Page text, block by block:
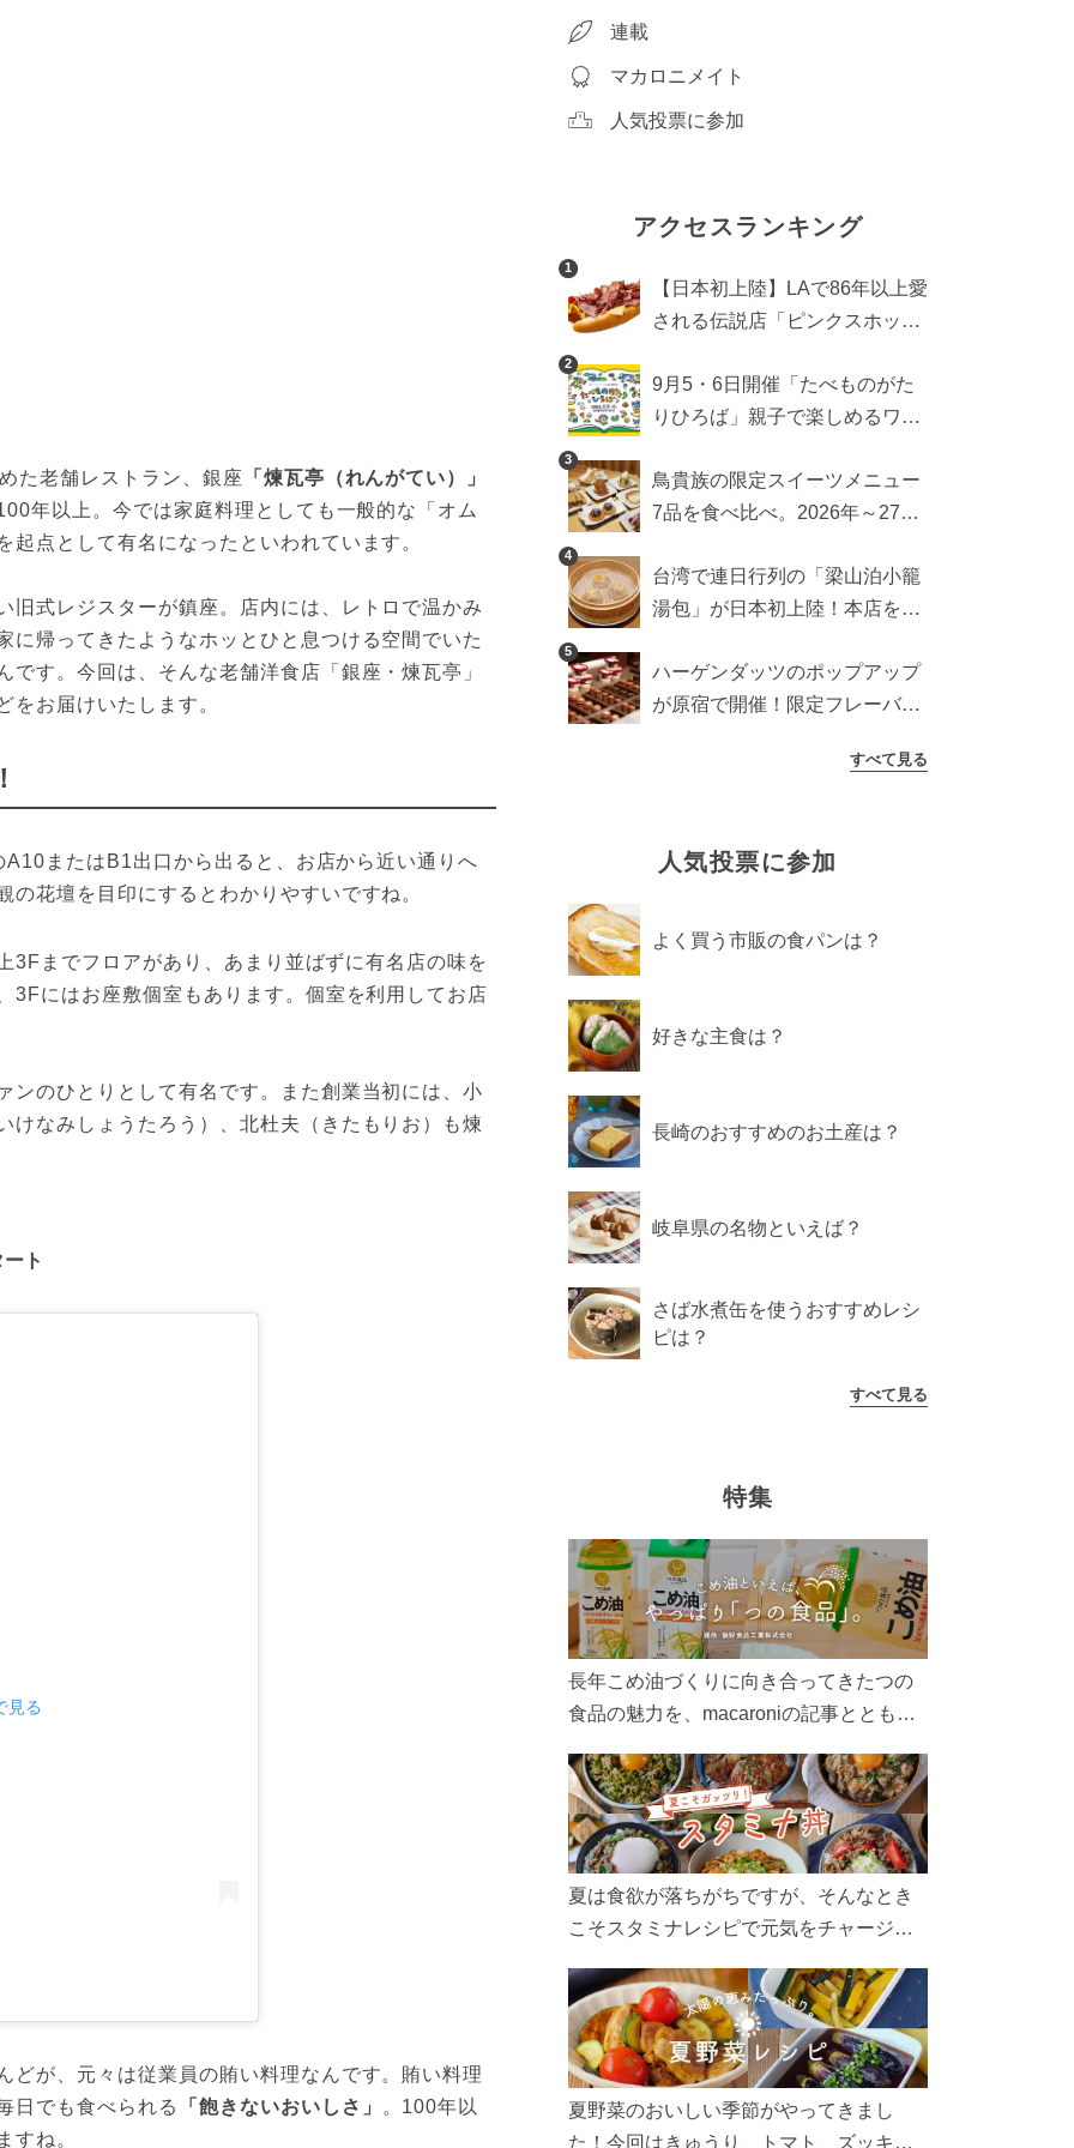
た老舗レストラン、銀座
「煉瓦亭（れんがてい）」
年以上。今では家庭料理としても一般的な「オム
点として有名になったといわれています。
旧式レジスターが鎮座。店内には、レトロで温かみ
に帰ってきたようなホッとひと息つける空間でいた
す。今回は、そんな老舗洋食店「銀座・煉瓦亭」
をお届けいたします。
またはB1出口から出ると、お店から近い通りへ
花壇を目印にするとわかりやすいですね。
3Fまでフロアがあり、あまり並ばずに有名店の味を
3Fにはお座敷個室もあります。個室を利用してお店
ンのひとりとして有名です。また創業当初には、小
けなみしょうたろう）、北杜夫（きたもりお）も煉
ト
見る
どが、元々は従業員の賄い料理なんです。賄い料理
日でも食べられる
「飽きないおいしさ」
。100年以
すね。
連載
マカロニメイト
人気投票に参加
アクセスランキング
1
【日本初上陸】LAで86年以上愛
される伝説店「ピンクスホット
ットドッグブーム到来!?
2
9月5・6日開催「たべものがた
りひろば」親子で楽しめるワー
ーなどをご紹介
3
鳥貴族の限定スイーツメニュー
7品を食べ比べ。2026年～27年
4
台湾で連日行列の「梁山泊小籠
湯包」が日本初上陸！本店を知
5
ハーゲンダッツのポップアップ
が原宿で開催！限定フレーバー
すべて見る
人気投票に参加
よく買う市販の食パンは？
好きな主食は？
長崎のおすすめのお土産は？
岐阜県の名物といえば？
さば水煮缶を使うおすすめレシ
ピは？
すべて見る
特集
長年こめ油づくりに向き合ってきたつの
食品の魅力を、macaroniの記事とともに
ん、製造現場や品質へのこだわりまで。
こめ油をもっと好きになるコンテンツを
ぜひお楽しみください。
夏は食欲が落ちがちですが、そんなとき
こそスタミナレシピで元気をチャージ！
リ食べて、夏バテを吹き飛ばしましょ
う！
夏野菜のおいしい季節がやってきまし
た！今回はきゅうり、トマト、ズッキー